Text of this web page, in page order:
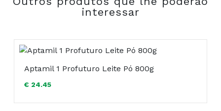
COMPRAR
interessar
Aptamil 1 Profuturo Leite Pó 800g
€ 24.45